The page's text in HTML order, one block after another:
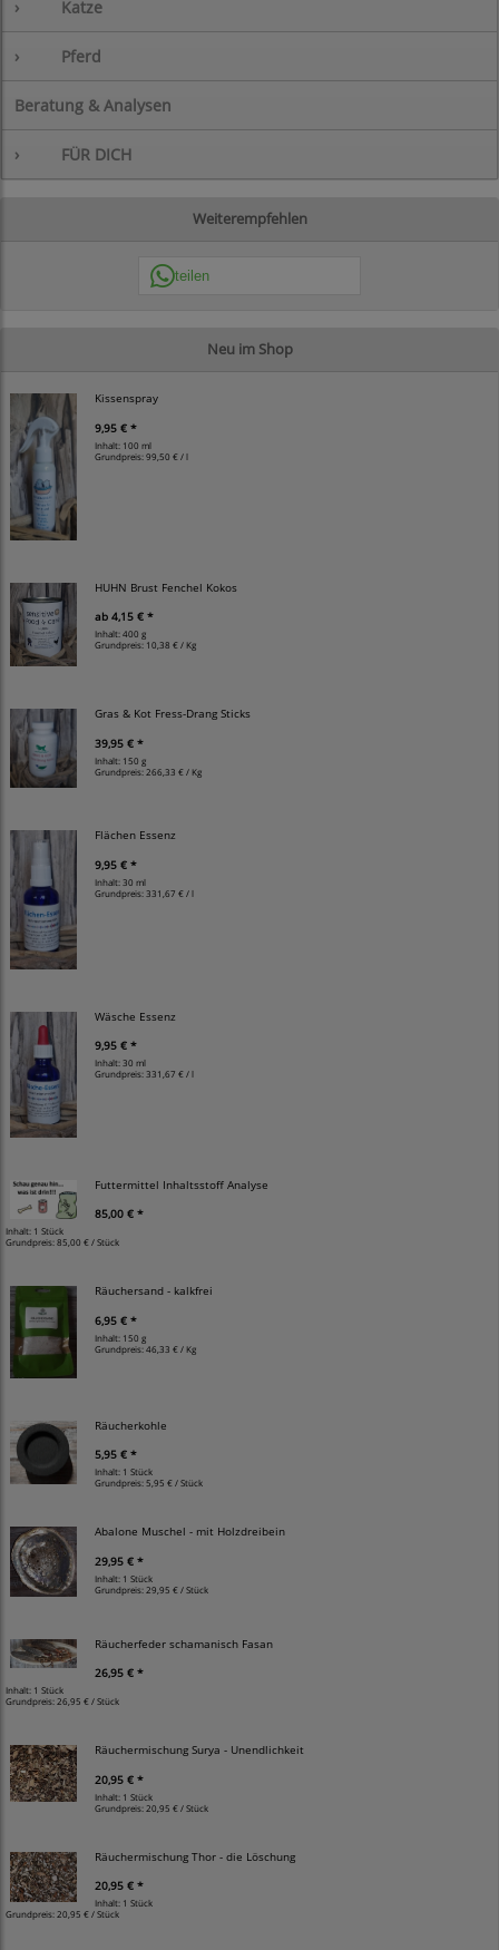
› Katze
› Pferd
Beratung & Analysen
› FÜR DICH
Weiterempfehlen
teilen
Neu im Shop
Kissenspray
9,95 € *
Inhalt: 100 ml
Grundpreis:99,50 € / l
HUHN Brust Fenchel Kokos
ab 4,15 € *
Inhalt: 400 g
Grundpreis: 10,38 € / Kg
Gras & Kot Fress-Drang Sticks
39,95 € *
Inhalt: 150 g
Grundpreis: 266,33 € / Kg
Flächen Essenz
9,95 € *
Inhalt: 30 ml
Grundpreis:331,67 € / l
Wäsche Essenz
9,95 € *
Inhalt: 30 ml
Grundpreis:331,67 € / l
Futtermittel Inhaltsstoff Analyse
85,00 € *
Inhalt: 1 Stück
Grundpreis:85,00 € / Stück
Räuchersand - kalkfrei
6,95 € *
Inhalt: 150 g
Grundpreis:46,33 € / Kg
Räucherkohle
5,95 € *
Inhalt: 1 Stück
Grundpreis:5,95 € / Stück
Abalone Muschel - mit Holzdreibein
29,95 € *
Inhalt: 1 Stück
Grundpreis: 29,95 € / Stück
Räucherfeder schamanisch Fasan
26,95 € *
Inhalt: 1 Stück
Grundpreis:26,95 € / Stück
Räuchermischung Surya - Unendlichkeit
20,95 € *
Inhalt: 1 Stück
Grundpreis: 20,95 € / Stück
Räuchermischung Thor - die Löschung
20,95 € *
Inhalt: 1 Stück
Grundpreis: 20,95 € / Stück